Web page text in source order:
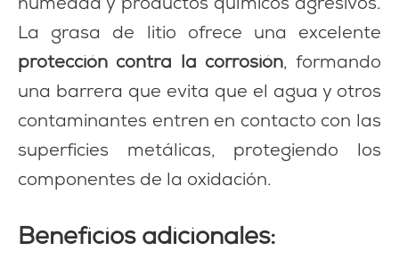
humedad y productos químicos agresivos.
La grasa de litio ofrece una excelente
protección contra la corrosión, formando
una barrera que evita que el agua y otros
contaminantes entren en contacto con las
superficies metálicas, protegiendo los
componentes de la oxidación.
Beneficios adicionales: